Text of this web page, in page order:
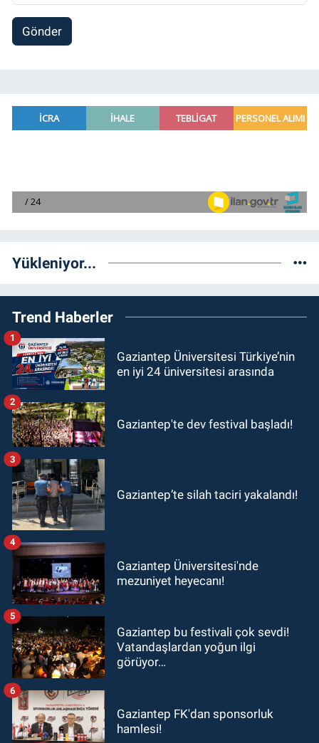
Gönder
Yükleniyor...
Trend Haberler
Gaziantep Üniversitesi Türkiye’nin
en iyi 24 üniversitesi arasında
1
Gaziantep'te dev festival başladı!
2
Gaziantep’te silah taciri yakalandı!
3
Gaziantep Üniversitesi'nde
mezuniyet heyecanı!
4
Gaziantep bu festivali çok sevdi!
Vatandaşlardan yoğun ilgi
görüyor…
5
Gaziantep FK'dan sponsorluk
hamlesi!
6